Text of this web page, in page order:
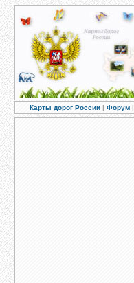
Карты дорог России | Форум |